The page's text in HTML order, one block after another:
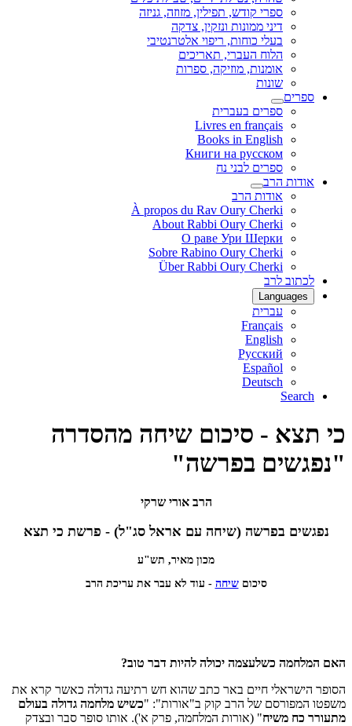
ספרי קודש, תפילין, מזוזה, גניזה
דיני ממונות ונזקין, צדקה
בעלי כוחות, ריפוי אלטרנטיבי
הלוח העברי, תאריכים
אומנות, מוזיקה, ספרות
שונות
ספרים
ספרים בעברית
Livres en français
Books in English
Книги на русском
ספרים לבני נח
אודות הרב
אודות הרב
À propos du Rav Oury Cherki
About Rabbi Oury Cherki
О раве Ури Шерки
Sobre Rabino Oury Cherki
Über Rabbi Oury Cherki
לכתוב לרב
Languages
עברית
Français
English
Русский
Español
Deutsch
Search
כי תצא - סיכום שיחה מהסדרה
"נפגשים בפרשה"
הרב אורי שרקי
נפגשים בפרשה (שיחה עם אראל סג"ל) - פרשת כי תצא
מכון מאיר, תש"ע
סיכוםשיחה - עוד לא עבר את עריכת הרב
האם המלחמה כשלעצמה יכולה להיות דבר טוב?
הסופר הישראלי חיים באר כתב שהוא חש רתיעה גדולה כאשר קרא את
משפטו המפורסם של הרב קוק ב"אורות": "כשיש מלחמה גדולה בעולם
מתעורר כח משיח" (אורות המלחמה, פרק א'). אותו סופר סבר ובצדק